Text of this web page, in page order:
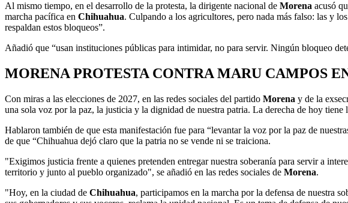
Al mismo tiempo, en el desarrollo de la protesta, la dirigente nacional de Morena acusó
marcha pacífica en Chihuahua. Culpando a los agricultores, pero nada más falso: las y
respaldan estos bloqueos”.
Añadió que “usan instituciones públicas para intimidar, no para servir. Ningún bloqueo
MORENA PROTESTA CONTRA MARU CAMPOS
Con miras a las elecciones de 2027, en las redes sociales del partido Morena y de la
una sola voz por la paz, la justicia y la dignidad de nuestra patria. La derecha de hoy
Hablaron también de que esta manifestación fue para “levantar la voz por la paz de
de que “Chihuahua dejó claro que la patria no se vende ni se traiciona.
"Exigimos justicia frente a quienes pretenden entregar nuestra soberanía para servir a
territorio y junto al pueblo organizado", se añadió en las redes sociales de Morena.
"Hoy, en la ciudad de Chihuahua, participamos en la marcha por la defensa de nuestra